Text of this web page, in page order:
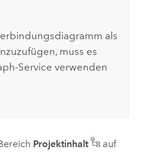
als
muss es
Service verwenden
Projektinhalt
auf